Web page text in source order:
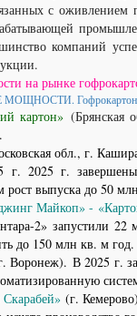
с оживлением
компаний
на рынке
картон» (Брянская
обл., г.
2025 г.
рост выпуска до 50
Майкоп» -
2» запустили 22
до 150 млн кв. м
Воронеж). В 2025 г.
(г.